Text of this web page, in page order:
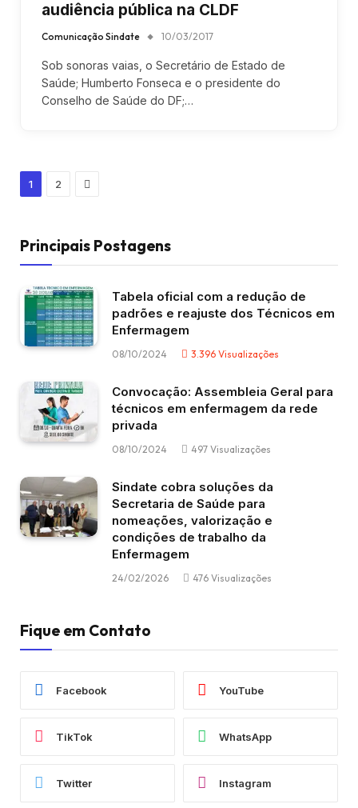
audiência pública na CLDF
Comunicação Sindate 10/03/2017
Sob sonoras vaias, o Secretário de Estado de
Saúde; Humberto Fonseca e o presidente do
Conselho de Saúde do DF;…
1 2 Next
Principais Postagens
Tabela oficial com a redução de
padrões e reajuste dos Técnicos em
Enfermagem
08/10/2024 3.396 Visualizações
Convocação: Assembleia Geral para
técnicos em enfermagem da rede
privada
08/10/2024 497 Visualizações
Sindate cobra soluções da
Secretaria de Saúde para
nomeações, valorização e
condições de trabalho da
Enfermagem
24/02/2026 476 Visualizações
Fique em Contato
Facebook YouTube
TikTok WhatsApp
Twitter Instagram